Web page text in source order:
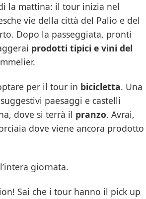
la mattina: il tour inizia nel
vie della città del Palio e del
Dopo la passeggiata, pronti
prodotti tipici e vini del
per il tour in bicicletta. Una
paesaggi e castelli
dove si terrà il pranzo. Avrai,
dove viene ancora prodotto
giornata.
Sai che i tour hanno il pick up